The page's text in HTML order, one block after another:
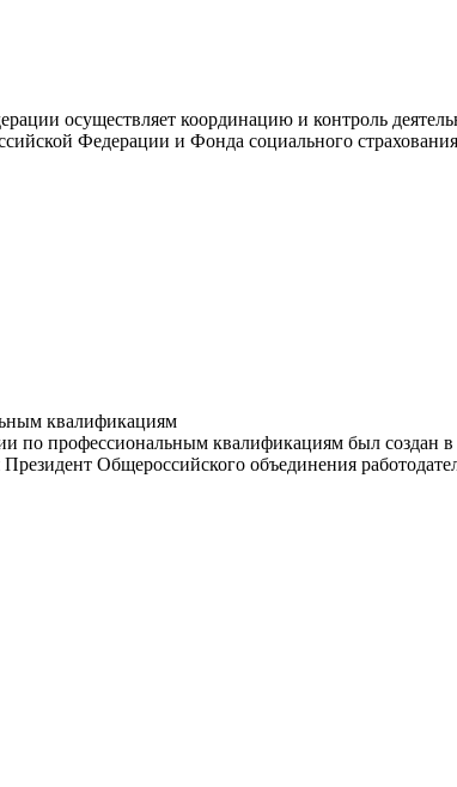
осуществляет координацию и контроль
Федерации и Фонда социального
квалификациям
по профессиональным квалификациям был создан
Общероссийского объединения